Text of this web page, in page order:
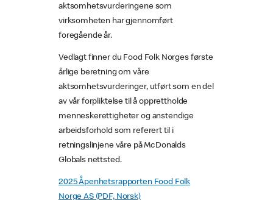
aktsomhetsvurderingene som
virksomheten har gjennomført
foregående år.
Vedlagt finner du Food Folk Norges første
årlige beretning om våre
aktsomhetsvurderinger, utført som en del
av vår forpliktelse til å opprettholde
menneskerettigheter og anstendige
arbeidsforhold som referert til i
retningslinjene våre på McDonalds
Globals nettsted.
2025 Åpenhetsrapporten Food Folk
Norge AS (PDF, Norsk)